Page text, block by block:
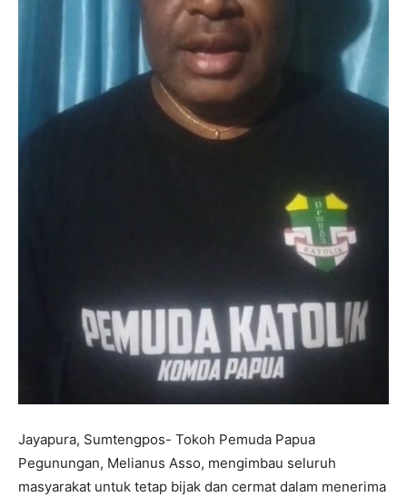
Jayapura, Sumtengpos- Tokoh Pemuda Papua
Pegunungan, Melianus Asso, mengimbau seluruh
masyarakat untuk tetap bijak dan cermat dalam menerima